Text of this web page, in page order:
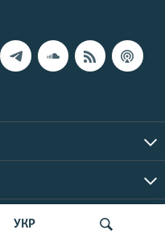
УКР| Все права защищены.